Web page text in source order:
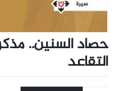
حصاد السنين..
التقاعد